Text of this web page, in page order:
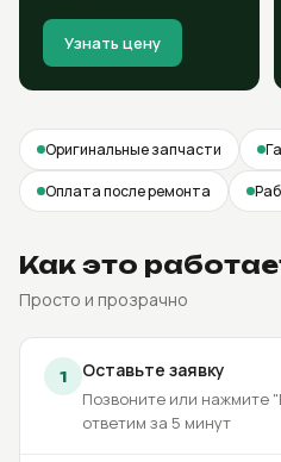
Узнать цену
Оригинальные запчасти
Оплата после ремонта
Как это
Просто и прозрачно
1 Оставьте заявку
Позвоните или нажмите
ответим за 5 минут